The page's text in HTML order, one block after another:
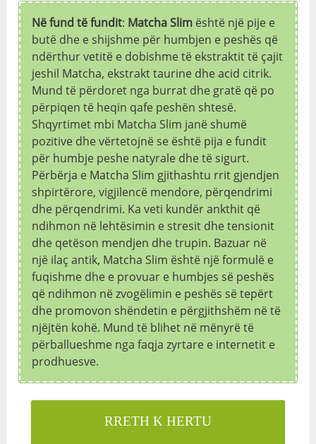
Në fund të fundit: Matcha Slim është një pije e
butë dhe e shijshme për humbjen e peshës që
ndërthur vetitë e dobishme të ekstraktit të çajit
jeshil Matcha, ekstrakt taurine dhe acid citrik.
Mund të përdoret nga burrat dhe gratë që po
përpiqen të heqin qafe peshën shtesë.
Shqyrtimet mbi Matcha Slim janë shumë
pozitive dhe vërtetojnë se është pija e fundit
për humbje peshe natyrale dhe të sigurt.
Përbërja e Matcha Slim gjithashtu rrit gjendjen
shpirtërore, vigjilencë mendore, përqendrimi
dhe përqendrimi. Ka veti kundër ankthit që
ndihmon në lehtësimin e stresit dhe tensionit
dhe qetëson mendjen dhe trupin. Bazuar në
një ilaç antik, Matcha Slim është një formulë e
fuqishme dhe e provuar e humbjes së peshës
që ndihmon në zvogëlimin e peshës së tepërt
dhe promovon shëndetin e përgjithshëm në të
njëjtën kohë. Mund të blihet në mënyrë të
përballueshme nga faqja zyrtare e internetit e
prodhuesve.
RRETH K HERTU